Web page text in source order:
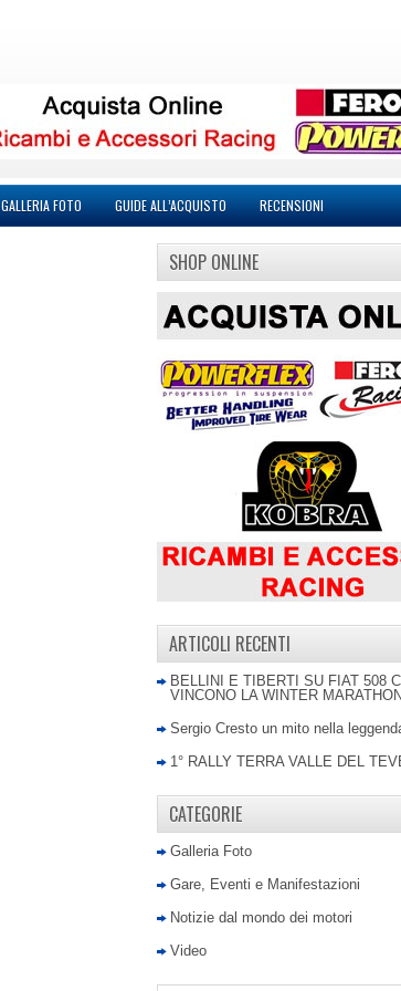
GALLERIA FOTO GUIDE ALL’ACQUISTO RECENSIONI
SHOP ONLINE
ARTICOLI RECENTI
BELLINI E TIBERTI SU FIAT 508
VINCONO LA WINTER
Sergio Cresto un mito nella
1° RALLY TERRA VALLE DEL
CATEGORIE
Galleria Foto
Gare, Eventi e Manifestazioni
Notizie dal mondo dei motori
Video